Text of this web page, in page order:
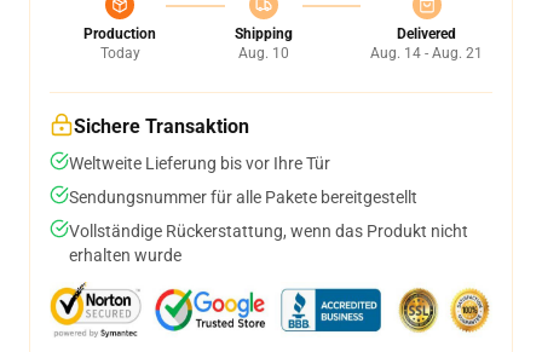
Production
Today
Shipping
Aug. 10
Delivered
Aug. 14 - Aug. 21
Sichere Transaktion
Weltweite Lieferung bis vor Ihre Tür
Sendungsnummer für alle Pakete bereitgestellt
Vollständige Rückerstattung, wenn das Produkt nicht
erhalten wurde